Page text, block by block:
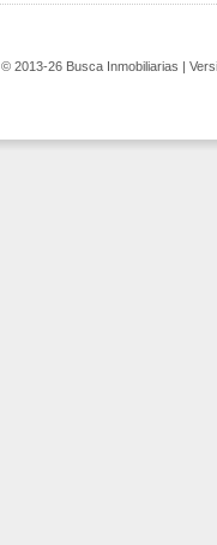
© 2013-26 Busca Inmobiliarias |